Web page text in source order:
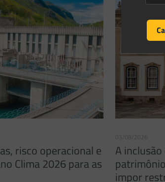
risco operacional e
Clima 2026 para as
03/08/2026
A
impor